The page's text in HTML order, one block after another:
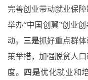
完善创业带动就业保
举办“中国创翼”创业
动。 三是抓好重点群
策举措，加强脱贫人
度。
四是优化就业和